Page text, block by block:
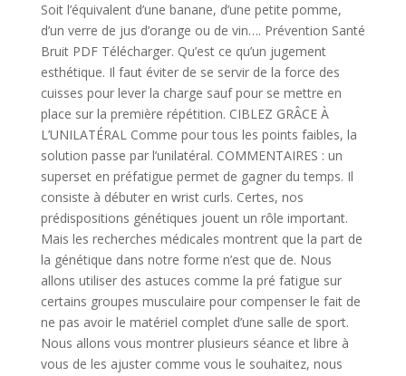
Soit l’équivalent d’une banane, d’une petite pomme,
d’un verre de jus d’orange ou de vin…. Prévention Santé
Bruit PDF Télécharger. Qu’est ce qu’un jugement
esthétique. Il faut éviter de se servir de la force des
cuisses pour lever la charge sauf pour se mettre en
place sur la première répétition. CIBLEZ GRÂCE À
L’UNILATÉRAL Comme pour tous les points faibles, la
solution passe par l’unilatéral. COMMENTAIRES : un
superset en préfatigue permet de gagner du temps. Il
consiste à débuter en wrist curls. Certes, nos
prédispositions génétiques jouent un rôle important.
Mais les recherches médicales montrent que la part de
la génétique dans notre forme n’est que de. Nous
allons utiliser des astuces comme la pré fatigue sur
certains groupes musculaire pour compenser le fait de
ne pas avoir le matériel complet d’une salle de sport.
Nous allons vous montrer plusieurs séance et libre à
vous de les ajuster comme vous le souhaitez, nous